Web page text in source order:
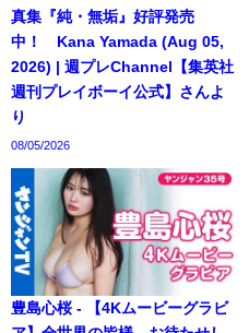
真集『純・無垢』好評発売
中！ Kana Yamada (Aug 05,
2026) | 週プレChannel【集英社
週刊プレイボーイ公式】さんよ
り
08/05/2026
豊島心桜 - 【4Kムービーグラビ